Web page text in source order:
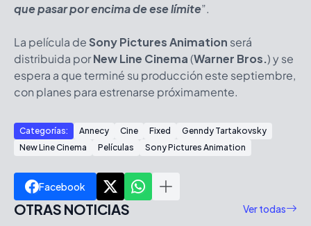
que pasar por encima de ese límite”.
La película de Sony Pictures Animation será
distribuida porNew Line Cinema(Warner Bros.) y se
espera a que terminé su producción este septiembre,
con planes para estrenarse próximamente.
Categorías: Annecy Cine Fixed
Genndy Tartakovsky
New Line Cinema
Películas Sony Pictures Animation
Facebook
OTRAS NOTICIAS Ver todas